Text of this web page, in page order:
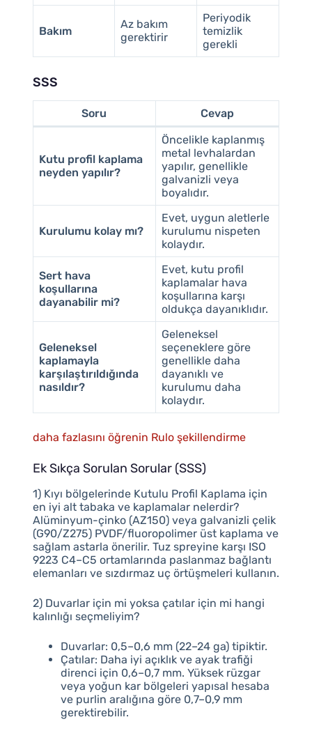
Bakım
Az bakım
gerektirir
Periyodik
temizlik
gerekli
SSS
Soru Cevap
Kutu profil kaplama
neyden yapılır?
Öncelikle kaplanmış
metal levhalardan
yapılır, genellikle
galvanizli veya
boyalıdır.
Kurulumu kolay mı?
Evet, uygun aletlerle
kurulumu nispeten
kolaydır.
Sert hava
koşullarına
dayanabilir mi?
Evet, kutu profil
kaplamalar hava
koşullarına karşı
oldukça dayanıklıdır.
Geleneksel
kaplamayla
karşılaştırıldığında
nasıldır?
Geleneksel
seçeneklere göre
genellikle daha
dayanıklı ve
kurulumu daha
kolaydır.
daha fazlasını öğrenin Rulo şekillendirme
Ek Sıkça Sorulan Sorular (SSS)
1) Kıyı bölgelerinde Kutulu Profil Kaplama için
en iyi alt tabaka ve kaplamalar nelerdir?
Alüminyum-çinko (AZ150) veya galvanizli çelik
(G90/Z275) PVDF/fluoropolimer üst kaplama ve
sağlam astarla önerilir. Tuz spreyine karşı ISO
9223 C4–C5 ortamlarında paslanmaz bağlantı
elemanları ve sızdırmaz uç örtüşmeleri kullanın.
2) Duvarlar için mi yoksa çatılar için mi hangi
kalınlığı seçmeliyim?
Duvarlar: 0,5–0,6 mm (22–24 ga) tipiktir.
Çatılar: Daha iyi açıklık ve ayak trafiği
direnci için 0,6–0,7 mm. Yüksek rüzgar
veya yoğun kar bölgeleri yapısal hesaba
ve purlin aralığına göre 0,7–0,9 mm
gerektirebilir.